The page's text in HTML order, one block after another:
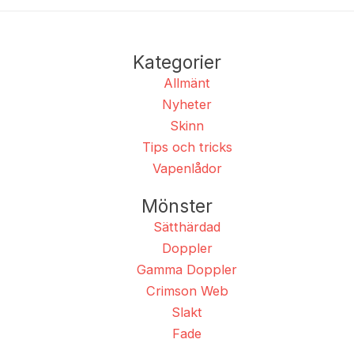
Kategorier
Allmänt
Nyheter
Skinn
Tips och tricks
Vapenlådor
Mönster
Sätthärdad
Doppler
Gamma Doppler
Crimson Web
Slakt
Fade